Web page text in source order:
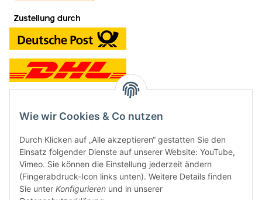
Neben dem Onlineshop haben wir ein Ladengeschäft in Hütten:
Frontline Games
Färbereiweg 3A
24358 Hütten
Wie wir Cookies & Co nutzen
Durch Klicken auf „Alle akzeptieren“ gestatten Sie den
Einsatz folgender Dienste auf unserer Website: YouTube,
Vimeo. Sie können die Einstellung jederzeit ändern
(Fingerabdruck-Icon links unten). Weitere Details finden
Sie unter Konfigurieren und in unserer